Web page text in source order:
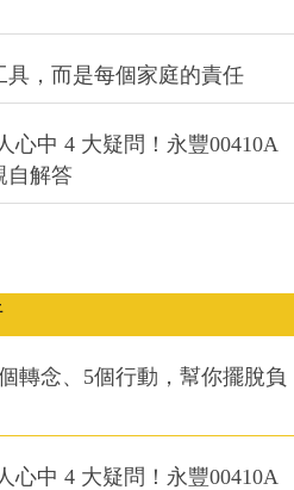
，而是每個家庭的責任
心中 4 大疑問！永豐00410A
自解答
轉念、5個行動，幫你擺脫負
心中 4 大疑問！永豐00410A